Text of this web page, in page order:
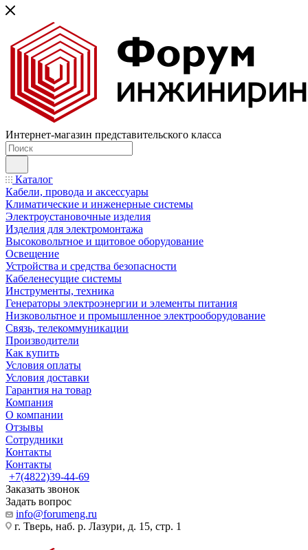
Интернет-магазин представительского класса
Каталог
Кабели, провода и аксессуары
Климатические и инженерные системы
Электроустановочные изделия
Изделия для электромонтажа
Высоковольтное и щитовое оборудование
Освещение
Устройства и средства безопасности
Кабеленесущие системы
Инструменты, техника
Генераторы электроэнергии и элементы питания
Низковольтное и промышленное электрооборудование
Связь, телекоммуникации
Производители
Как купить
Условия оплаты
Условия доставки
Гарантия на товар
Компания
О компании
Отзывы
Сотрудники
Контакты
Контакты
+7(4822)39-44-69
Заказать звонок
Задать вопрос
info@forumeng.ru
г. Тверь, наб. р. Лазури, д. 15, стр. 1